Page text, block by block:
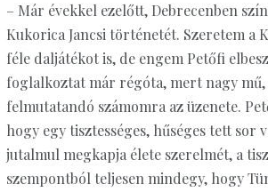
– Már évekkel ezelőtt, Debrecenben
Kukorica Jancsi történetét. Szeretem a
féle daljátékot is, de engem Petőfi
foglalkoztat már régóta, mert nagy
felmutatandó számomra az üzenete.
hogy egy tisztességes, hűséges tett sor
jutalmul megkapja élete szerelmét, a
szempontból teljesen mindegy, hogy